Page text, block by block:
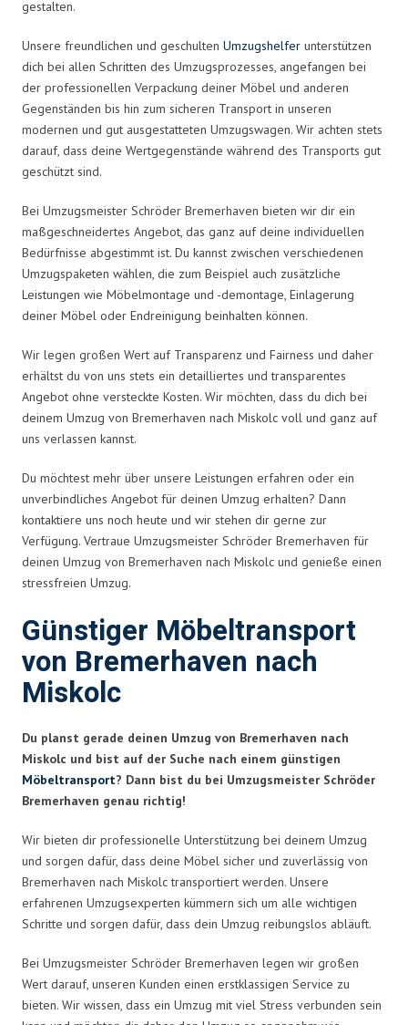
gestalten.
Unsere freundlichen und geschulten Umzugshelfer unterstützen
dich bei allen Schritten des Umzugsprozesses, angefangen bei
der professionellen Verpackung deiner Möbel und anderen
Gegenständen bis hin zum sicheren Transport in unseren
modernen und gut ausgestatteten Umzugswagen. Wir achten stets
darauf, dass deine Wertgegenstände während des Transports gut
geschützt sind.
Bei Umzugsmeister Schröder Bremerhaven bieten wir dir ein
maßgeschneidertes Angebot, das ganz auf deine individuellen
Bedürfnisse abgestimmt ist. Du kannst zwischen verschiedenen
Umzugspaketen wählen, die zum Beispiel auch zusätzliche
Leistungen wie Möbelmontage und -demontage, Einlagerung
deiner Möbel oder Endreinigung beinhalten können.
Wir legen großen Wert auf Transparenz und Fairness und daher
erhältst du von uns stets ein detailliertes und transparentes
Angebot ohne versteckte Kosten. Wir möchten, dass du dich bei
deinem Umzug von Bremerhaven nach Miskolc voll und ganz auf
uns verlassen kannst.
Du möchtest mehr über unsere Leistungen erfahren oder ein
unverbindliches Angebot für deinen Umzug erhalten? Dann
kontaktiere uns noch heute und wir stehen dir gerne zur
Verfügung. Vertraue Umzugsmeister Schröder Bremerhaven für
deinen Umzug von Bremerhaven nach Miskolc und genieße einen
stressfreien Umzug.
Günstiger Möbeltransport
von Bremerhaven nach
Miskolc
Du planst gerade deinen Umzug von Bremerhaven nach
Miskolc und bist auf der Suche nach einem günstigen
Möbeltransport? Dann bist du bei Umzugsmeister Schröder
Bremerhaven genau richtig!
Wir bieten dir professionelle Unterstützung bei deinem Umzug
und sorgen dafür, dass deine Möbel sicher und zuverlässig von
Bremerhaven nach Miskolc transportiert werden. Unsere
erfahrenen Umzugsexperten kümmern sich um alle wichtigen
Schritte und sorgen dafür, dass dein Umzug reibungslos abläuft.
Bei Umzugsmeister Schröder Bremerhaven legen wir großen
Wert darauf, unseren Kunden einen erstklassigen Service zu
bieten. Wir wissen, dass ein Umzug mit viel Stress verbunden sein